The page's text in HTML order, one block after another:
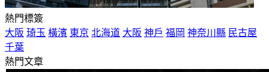
熱門標簽
大阪 琦玉 橫濱 東京 北海道 大阪 神戶 福岡 神奈川縣 民古屋
千葉
熱門文章